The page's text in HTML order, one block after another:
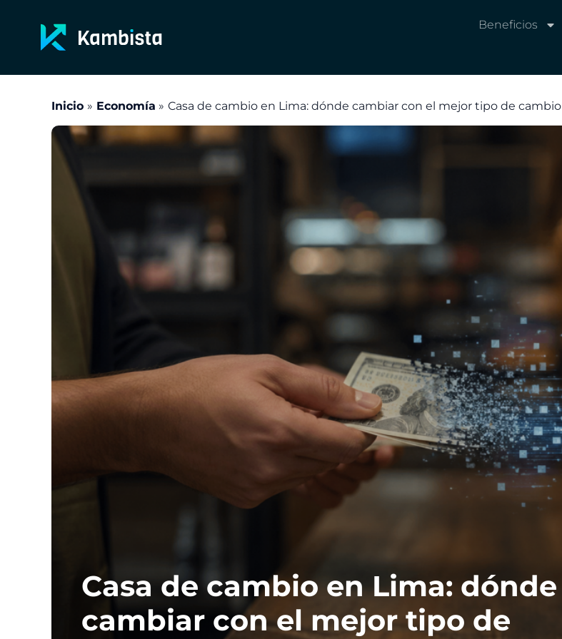
contenido
Beneficios
Inicio Economía Casa de cambio en Lima: dónde cambiar con el mejor tipo de cambio
Casa de cambio en Lima: dónde
cambiar con el mejor tipo de